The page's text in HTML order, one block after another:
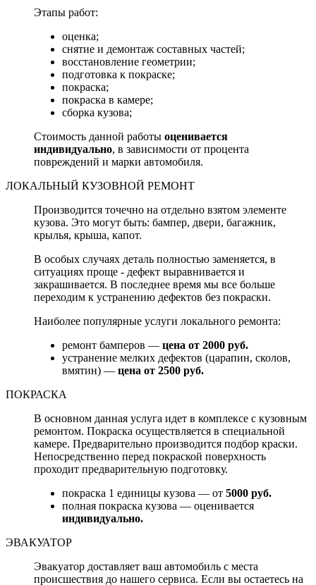
Этапы работ:
оценка;
снятие и демонтаж составных частей;
восстановление геометрии;
подготовка к покраске;
покраска;
покраска в камере;
сборка кузова;
Стоимость данной работы оценивается
индивидуально, в зависимости от процента
повреждений и марки автомобиля.
ЛОКАЛЬНЫЙ КУЗОВНОЙ РЕМОНТ
Производится точечно на отдельно взятом элементе
кузова. Это могут быть: бампер, двери, багажник,
крылья, крыша, капот.
В особых случаях деталь полностью заменяется, в
ситуациях проще - дефект выравнивается и
закрашивается. В последнее время мы все больше
переходим к устранению дефектов без покраски.
Наиболее популярные услуги локального ремонта:
ремонт бамперов — цена от 2000 руб.
устранение мелких дефектов (царапин, сколов,
вмятин) — цена от 2500 руб.
ПОКРАСКА
В основном данная услуга идет в комплексе с кузовным
ремонтом. Покраска осуществляется в специальной
камере. Предварительно производится подбор краски.
Непосредственно перед покраской поверхность
проходит предварительную подготовку.
покраска 1 единицы кузова — от 5000 руб.
полная покраска кузова — оценивается
индивидуально.
ЭВАКУАТОР
Эвакуатор доставляет ваш автомобиль с места
происшествия до нашего сервиса. Если вы остаетесь на